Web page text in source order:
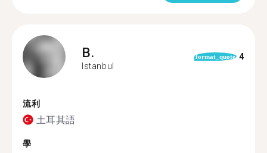
B.
Istanbul
format_quote 4
流利
土耳其語
學